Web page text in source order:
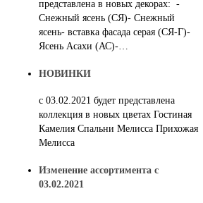
представлена в новых декорах: -
Снежный ясень (СЯ)- Снежный
ясень- вставка фасада серая (СЯ-Г)-
Ясень Асахи (АС)-…
НОВИНКИ
с 03.02.2021 будет представлена
коллекция в новых цветах Гостиная
Камелия Спальни Мелисса Прихожая
Мелисса
Изменение ассортимента с
03.02.2021